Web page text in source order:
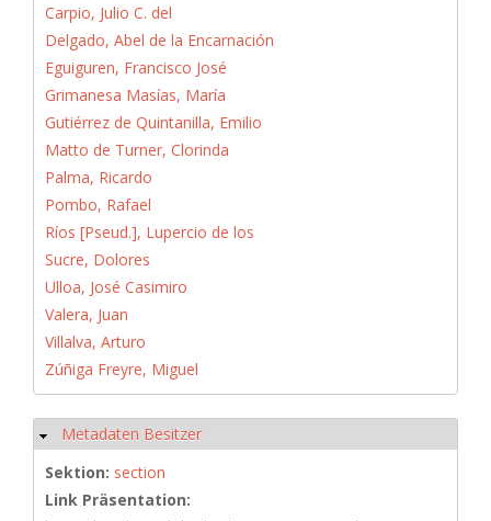
Carpio, Julio C. del
Delgado, Abel de la Encarnación
Eguiguren, Francisco José
Grimanesa Masías, María
Gutiérrez de Quintanilla, Emilio
Matto de Turner, Clorinda
Palma, Ricardo
Pombo, Rafael
Ríos [Pseud.], Lupercio de los
Sucre, Dolores
Ulloa, José Casimiro
Valera, Juan
Villalva, Arturo
Zúñiga Freyre, Miguel
Ausblenden
Metadaten Besitzer
Sektion: section
Link Präsentation: